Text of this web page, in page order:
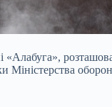
«Алабуга»,
Міністерства